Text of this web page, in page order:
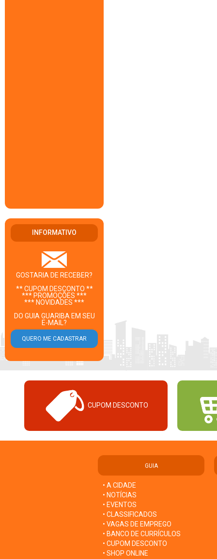
INFORMATIVO
GOSTARIA DE RECEBER?
** CUPOM DESCONTO **
*** PROMOÇÕES ***
*** NOVIDADES ***
DO GUIA GUARIBA EM SEU
E-MAIL?
CUPOM DESCONTO
GUIA
• A CIDADE
• NOTÍCIAS
• EVENTOS
• CLASSIFICADOS
• VAGAS DE EMPREGO
• BANCO DE CURRÍCULOS
• CUPOM DESCONTO
• SHOP ONLINE